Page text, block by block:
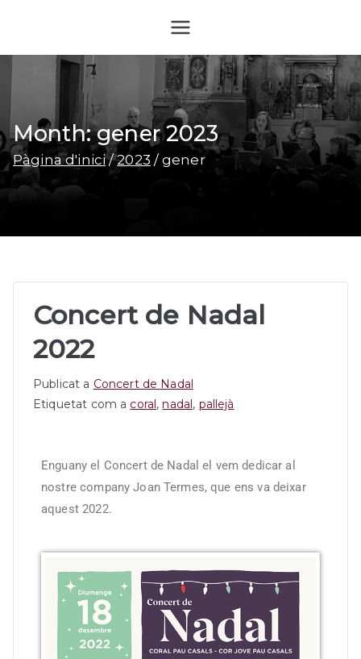
Month:gener 2023
Pàgina d'inici 2023 gener
Concert de Nadal
2022
Publicat a Concert de Nadal
Etiquetat com a coral,nadal, pallejà
Enguany el Concert de Nadal el vem dedicar al
nostre company Joan Termes, que ens va deixar
aquest 2022.